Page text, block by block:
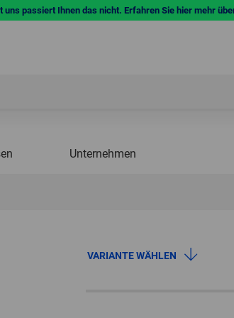
passiert Ihnen das nicht. Erfahren Sie hier mehr
Unternehmen
VARIANTE WÄHLEN